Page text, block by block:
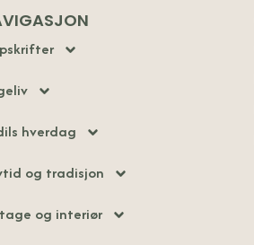
hverdag
og tradisjon
og interiør